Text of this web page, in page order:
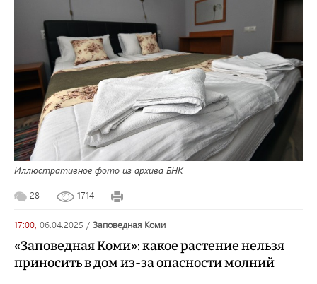
Иллюстративное фото из архива БНК
28 1714
17:00, 06.04.2025 / Заповедная Коми
«Заповедная Коми»: какое растение нельзя
приносить в дом из-за опасности молний